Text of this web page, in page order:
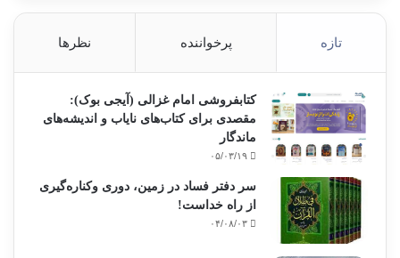
تازه پرخواننده نظرها
کتابفروشی امام غزالی (آیجی بوک):
مقصدی برای کتاب‌های نایاب و اندیشه‌های
ماندگار
۰۵/۰۳/۱۹
سر دفتر فساد در زمین‌، دوری وکناره‌گیری
از راه خداست‌!
۰۴/۰۸/۰۳